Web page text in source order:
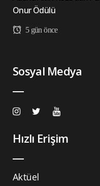
Onur Ödülü
5 gün önce
Sosyal Medya
Hızlı Erişim
Aktüel